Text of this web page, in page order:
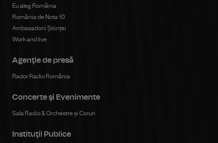
Eu aleg România
România de Nota 10
Ambasadorii Științei
Work and live
Agenţie de presă
Rador Radio România
Concerte şi Evenimente
Sala Radio & Orchestre și Coruri
Instituţii Publice